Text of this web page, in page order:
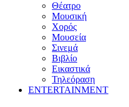
Θέατρο
Μουσική
Χορός
Μουσεία
Σινεμά
Βιβλίο
Εικαστικά
Τηλεόραση
ENTERTAINMENT